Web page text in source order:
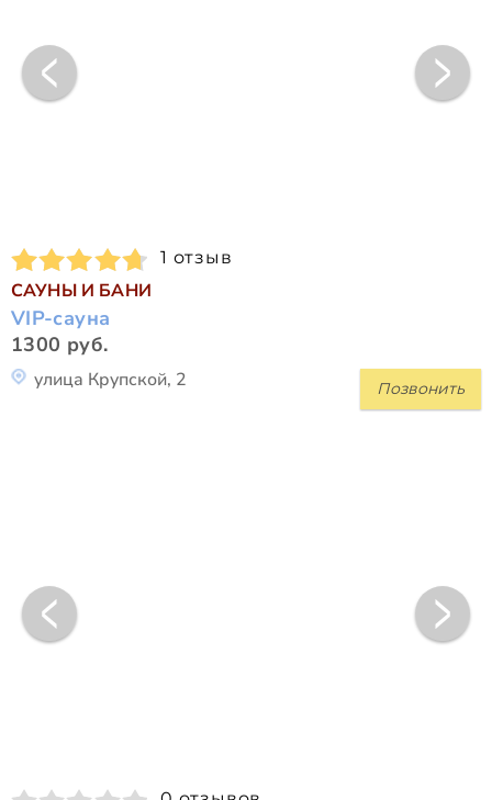
1 отзыв
САУНЫ И БАНИ
VIP-сауна
1300 руб.
Позвонить
улица Крупской, 2